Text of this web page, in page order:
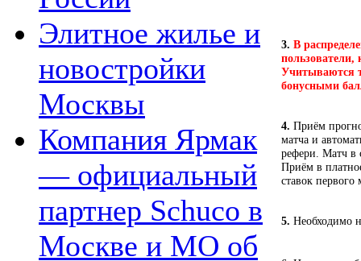
Элитное жилье и
новостройки
Москвы
Компания Ярмак
— официальный
партнер Schuco в
Москве и МО об
3. В
пользователи,
Учитываются
бонусными
4. Приём
матча и
рефери. Матч в
Приём в
ставок первого
5. Необходимо